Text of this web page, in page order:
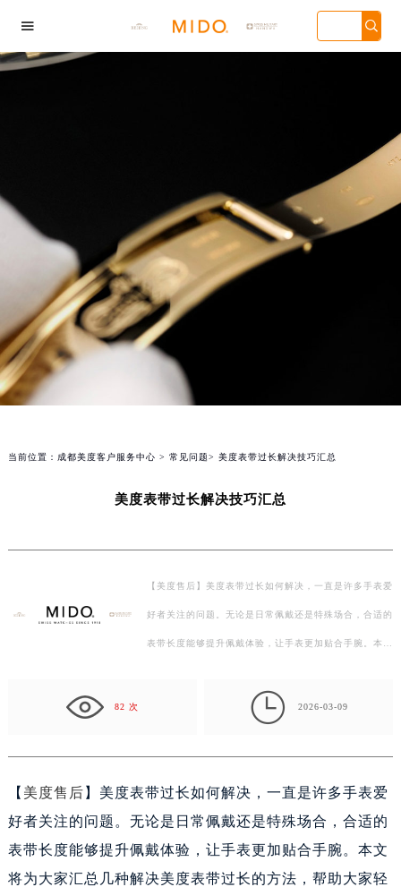

市徐汇区虹桥路3号
中心写字楼2座37
室（需提前预
| 上海市黄浦区南
路299号宏伊国际
写字楼8层806室
广州市天河区天河路
230号万菱汇国际中心
写字楼A塔7层704室
（需提前预约）| 广州
市越秀区环市东路371-
375号世界贸易中心大
厦南塔写字楼15层07室
（需提前预约）
深圳市罗湖区深南东路
5001号华润大厦写字楼
17层1701室（需提前预
约）
136号天津
心写字楼26
（需提前预
当前位置： 成都美度客户服务中心 > 常见问题> 美度表带过长解决技巧汇总
美度表带过长解决技巧汇总
【美度售后】美度表带过长如何解决，一直是许多手表爱
好者关注的问题。无论是日常佩戴还是特殊场合，合适的
表带长度能够提升佩戴体验，让手表更加贴合手腕。本文
82 次  2026-03-09
【 美度售后 】美度表带过长如何解决，一直是许多手表爱
好者关注的问题。无论是日常佩戴还是特殊场合，合适的
表带长度能够提升佩戴体验，让手表更加贴合手腕。本文
将为大家汇总几种解决美度表带过长的方法，帮助大家轻